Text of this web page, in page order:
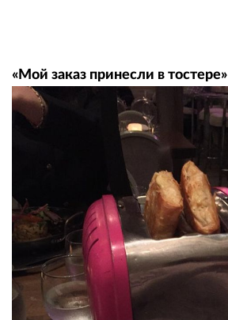
«Мой заказ принесли в тостере»